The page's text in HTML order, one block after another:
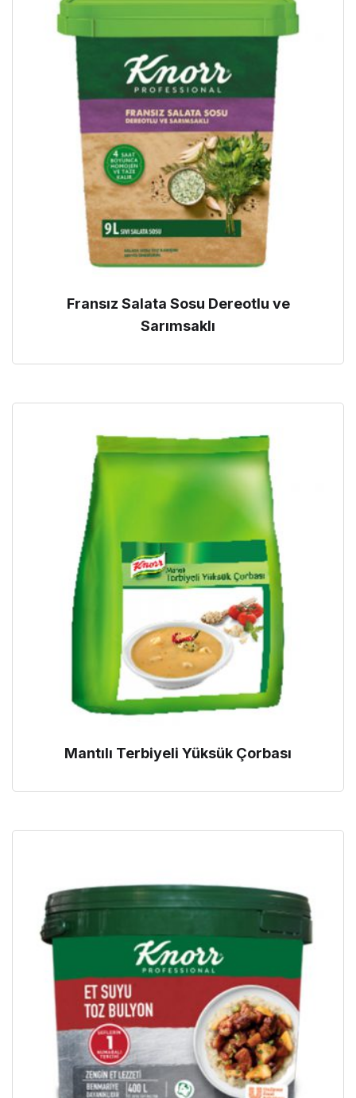
Fransız Salata Sosu Dereotlu ve
Sarımsaklı
Mantılı Terbiyeli Yüksük Çorbası